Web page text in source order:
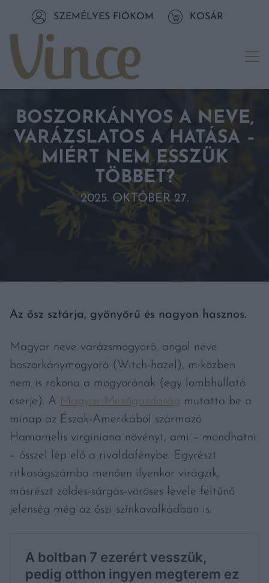
Tovább a tartalomhozSZEMÉLYES FIÓKOM KOSÁR
BOSZORKÁNYOS A NEVE,
VARÁZSLATOS A HATÁSA –
MIÉRT NEM ESSZÜK
TÖBBET?
2025. OKTÓBER 27.
Az ősz sztárja, gyönyörű és nagyon hasznos.
Magyar neve varázsmogyoró, angol neve
boszorkánymogyoró (Witch-hazel), miközben
nem is rokona a mogyorónak (egy lombhullató
cserje). A Magyar Mezőgazdaság mutatta be a
minap az Észak-Amerikából származó
Hamamelis virginiana növényt, ami – mondhatni
– ősszel lép elő a rivaldafénybe. Egyrészt
ritkaságszámba menően ilyenkor virágzik,
másrészt zöldes-sárgás-vöröses levele feltűnő
jelenség még az őszi színkavalkádban is.